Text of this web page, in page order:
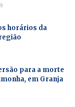
horários da
para a morte
em Granja